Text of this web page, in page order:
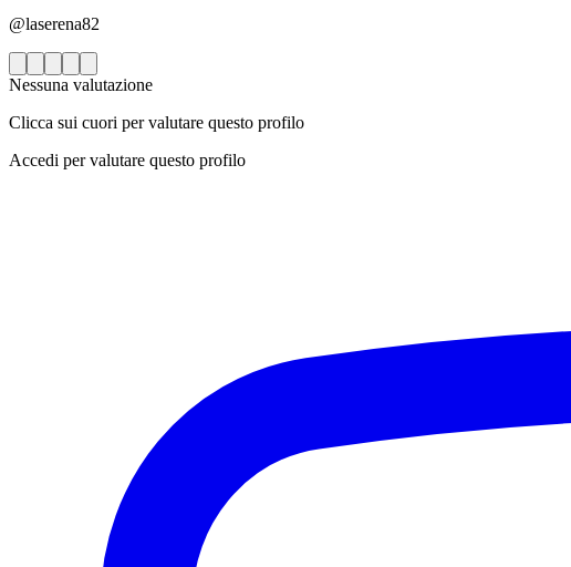
@laserena82
Nessuna valutazione
Clicca sui cuori per valutare questo profilo
Accedi per valutare questo profilo